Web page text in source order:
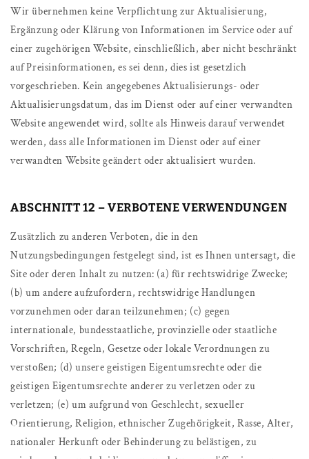
Wir übernehmen keine Verpflichtung zur Aktualisierung,
Ergänzung oder Klärung von Informationen im Service oder auf
einer zugehörigen Website, einschließlich, aber nicht beschränkt
auf Preisinformationen, es sei denn, dies ist gesetzlich
vorgeschrieben. Kein angegebenes Aktualisierungs- oder
Aktualisierungsdatum, das im Dienst oder auf einer verwandten
Website angewendet wird, sollte als Hinweis darauf verwendet
werden, dass alle Informationen im Dienst oder auf einer
verwandten Website geändert oder aktualisiert wurden.
ABSCHNITT 12 – VERBOTENE VERWENDUNGEN
Zusätzlich zu anderen Verboten, die in den
Nutzungsbedingungen festgelegt sind, ist es Ihnen untersagt, die
Site oder deren Inhalt zu nutzen: (a) für rechtswidrige Zwecke;
(b) um andere aufzufordern, rechtswidrige Handlungen
vorzunehmen oder daran teilzunehmen; (c) gegen
internationale, bundesstaatliche, provinzielle oder staatliche
Vorschriften, Regeln, Gesetze oder lokale Verordnungen zu
verstoßen; (d) unsere geistigen Eigentumsrechte oder die
geistigen Eigentumsrechte anderer zu verletzen oder zu
verletzen; (e) um aufgrund von Geschlecht, sexueller
Orientierung, Religion, ethnischer Zugehörigkeit, Rasse, Alter,
nationaler Herkunft oder Behinderung zu belästigen, zu